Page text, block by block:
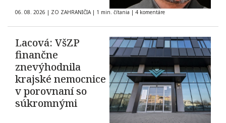
06. 08. 2026 | ZO ZAHRANIČIA | 1 min. čítania | 4 komentáre
Lacová: VšZP
finančne
znevýhodnila
krajské nemocnice
v porovnaní so
súkromnými